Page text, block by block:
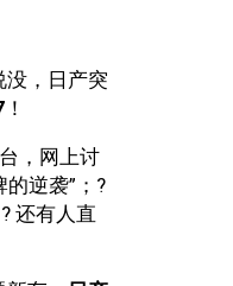
没，日产突
！
，网上讨
逆袭”；?
还有人直